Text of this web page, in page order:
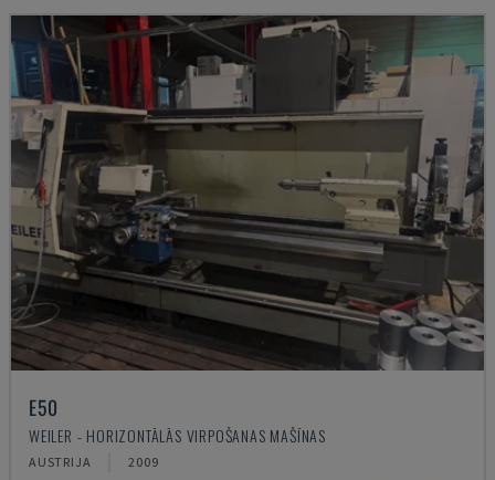
E50
WEILER - HORIZONTĀLĀS VIRPOŠANAS MAŠĪNAS
AUSTRIJA 2009